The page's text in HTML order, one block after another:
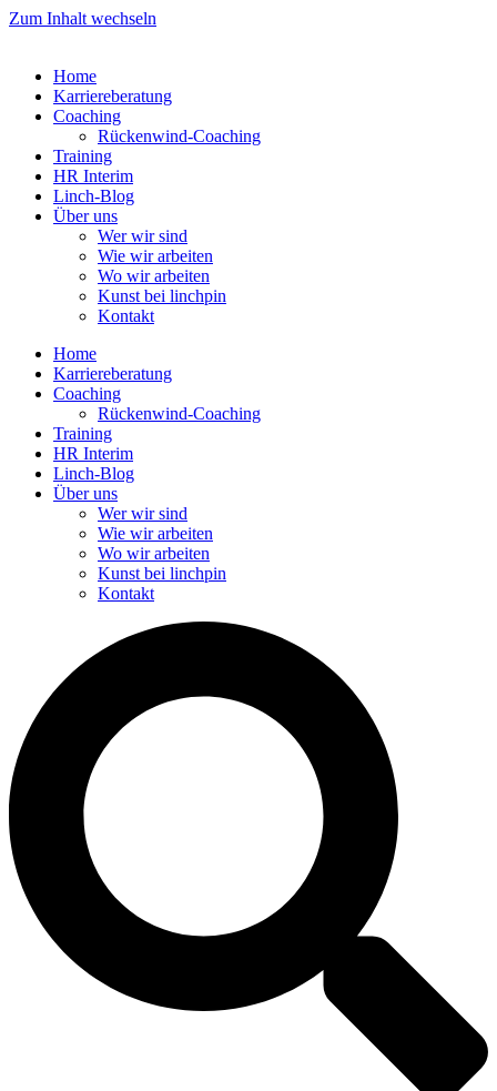
Zum Inhalt wechseln
Home
Karriereberatung
Coaching
Rückenwind-Coaching
Training
HR Interim
Linch-Blog
Über uns
Wer wir sind
Wie wir arbeiten
Wo wir arbeiten
Kunst bei linchpin
Kontakt
Home
Karriereberatung
Coaching
Rückenwind-Coaching
Training
HR Interim
Linch-Blog
Über uns
Wer wir sind
Wie wir arbeiten
Wo wir arbeiten
Kunst bei linchpin
Kontakt